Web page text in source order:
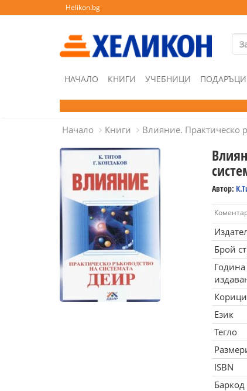
Helikon.bg
НАЧАЛО КНИГИ УЧЕБНИЦИ ПОДАРЪЦИ
Начало Книги Влияние. Практическо
Автор:
Брой
Корици
Език
Тегло
ISBN
Баркод